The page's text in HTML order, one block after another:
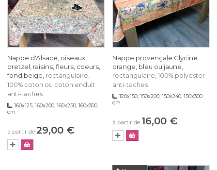
Nappe d'Alsace, oiseaux,
bretzel, raisins, fleurs, coeurs,
fond beige, rectangulaire,
100% coton ou coton enduit
anti-taches
160x125, 160x200, 160x250, 160x300
cm
à partir de 29,00 €
Nappe provençale Glycine
orange, bleu ou jaune,
rectangulaire, 100% polyester
anti-taches
120x150, 150x200, 150x240, 150x300
cm
à partir de 16,00 €